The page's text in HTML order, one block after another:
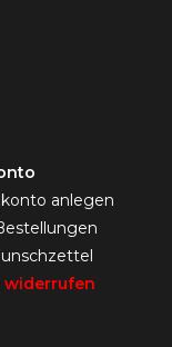
anlegen
widerrufen